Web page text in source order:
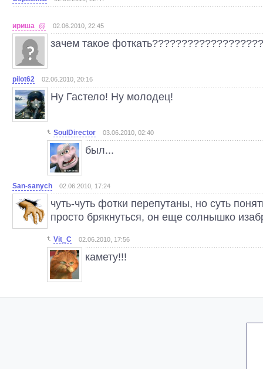
ириша_@ 02.06.2010, 22:45
зачем такое
pilot62 02.06.2010, 20:16
Ну Гастело! Ну молодец!
SoulDirector 03.06.2010, 02:40
был...
San-sanych 02.06.2010, 17:24
чуть-чуть фотки перепутаны, но суть
просто брякнуться, он еще солнышко
Vit_C 02.06.2010, 17:56
камету!!!